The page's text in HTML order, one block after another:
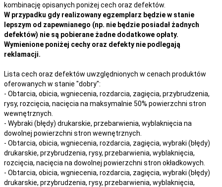
kombinację opisanych poniżej cech oraz defektów.
W przypadku gdy realizowany egzemplarz będzie w stanie
lepszym od zapewnianego (np. nie będzie posiadał żadnych
defektów) nie są pobierane żadne dodatkowe opłaty.
Wymienione poniżej cechy oraz defekty nie podlegają
reklamacji.
Lista cech oraz defektów uwzględnionych w cenach produktów
oferowanych w stanie "dobry":
- Obtarcia, obicia, wgniecenia, rozdarcia, zagięcia, przybrudzenia,
rysy, rozcięcia, nacięcia na maksymalnie 50% powierzchni stron
wewnętrznych.
- Wybraki (błędy) drukarskie, przebarwienia, wyblaknięcia na
dowolnej powierzchni stron wewnętrznych.
- Obtarcia, obicia, wgniecenia, rozdarcia, zagięcia, wybraki (błędy)
drukarskie, przybrudzenia, rysy, przebarwienia, wyblaknięcia,
rozcięcia, nacięcia na dowolnej powierzchni stron okładkowych.
- Obtarcia, obicia, wgniecenia, rozdarcia, zagięcia, wybraki (błędy)
drukarskie, przybrudzenia, rysy, przebarwienia, wyblaknięcia,